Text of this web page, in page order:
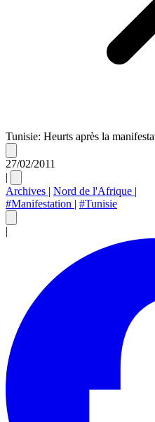
Tunisie: Heurts après la
27/02/2011
|
Archives | Nord de l'Afrique |
#Manifestation | #Tunisie
|